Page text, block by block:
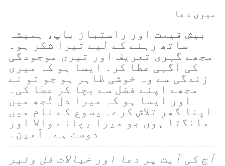
میری دعا
بیش قیمت اور راستباز باپ، ہمیشہ
ساتھ رہنے کے لیے تیرا شکر ہو۔
مجھے گہری تعریف اور تیری موجودگی
کی آگہی عطا کر۔ ایسا ہو کہ میری
زندگی سے وہ خوشی ظاہر ہو جو تو نے
مجھے اپنے فضل سے بچا کر عطا کی۔
اور ایسا ہو کہ میرا دل تُجھ میں
اپنا گھر تلاش کرے۔ یسوع کے نام میں
مانگتا ہوں جو میرا بچانے والا اور
دوست ہے۔ آمین۔
آج کی آیت پر دعا اور خیالات فل وئیر